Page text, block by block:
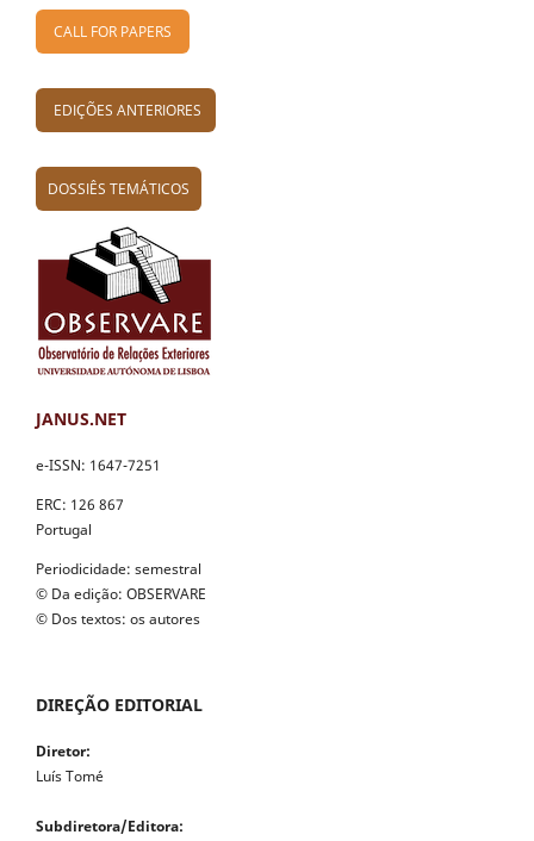
CALL FOR PAPERS
EDIÇÕES ANTERIORES
DOSSIÊS TEMÁTICOS
JANUS.NET
e-ISSN: 1647-7251
ERC: 126 867
Portugal
Periodicidade: semestral
© Da edição: OBSERVARE
© Dos textos: os autores
DIREÇÃO EDITORIAL
Diretor:
Luís Tomé
Subdiretora/Editora: